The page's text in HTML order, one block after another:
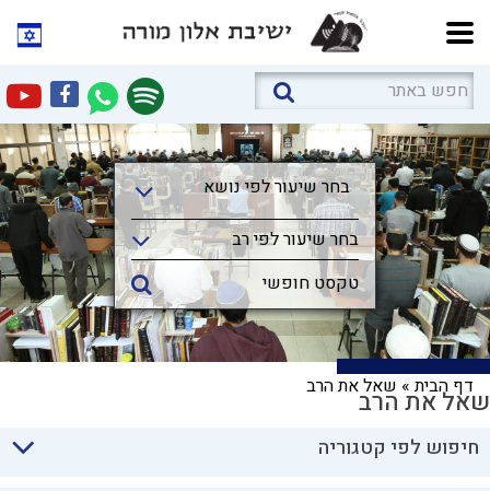
בחר שיעור לפי נושא
בחר שיעור לפי נושא
בחר שיעור לפי רב
דף הבית» שאל את הרבשאל את הרב
חיפוש לפי קטגוריה